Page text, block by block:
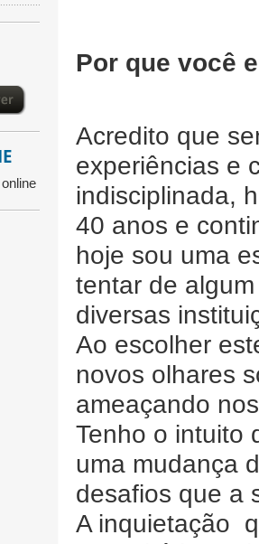
Por que você
Acredito que
experiências e
indisciplinada,
40 anos e
hoje sou uma
tentar de
diversas
Ao escolher
novos olhares
ameaçando
Tenho o intuito
uma mudança
desafios que a
A inquietação